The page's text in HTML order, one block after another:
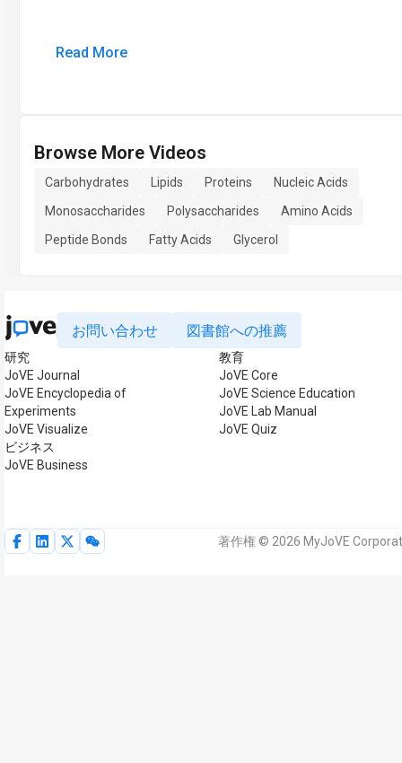
Read More
Browse More Videos
Carbohydrates Lipids Proteins
Nucleic Acids
Monosaccharides
Polysaccharides
Amino Acids
Peptide Bonds
Fatty Acids Glycerol
お問い合わせ 図書館への推薦
研究
JoVE Journal
JoVE Encyclopedia of
Experiments
JoVE Visualize
ビジネス
JoVE Business
教育
JoVE Core
JoVE Science Education
JoVE Lab Manual
JoVE Quiz
著作権 © 2026 MyJoVE